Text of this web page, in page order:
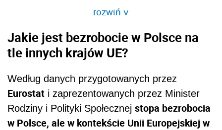
rozwiń>
Jakie jest bezrobocie w Polsce na
tle innych krajów UE?
Według danych przygotowanych przez
Eurostat i zaprezentowanych przez Minister
Rodziny i Polityki Społecznej stopa bezrobocia
w Polsce, ale w kontekście Unii Europejskiej w